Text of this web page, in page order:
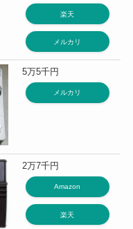
楽天
メルカリ
5万5千円
メルカリ
2万7千円
Amazon
楽天